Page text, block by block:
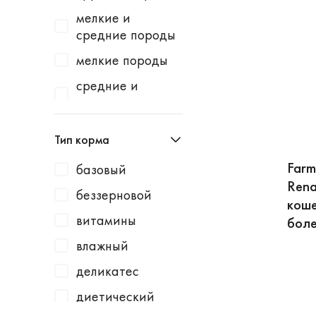
Homefish
Milbemax
Monge
N1
Neoterica
Organic Choice
Orijen
водоросли
говядина
говядина /
картофель
говядина /
клюква
курица
говядина /
малина
говядина /
мелкие и
средние породы
мелкие породы
средние и
Тип корма
базовый
беззерновой
витамины
влажный
деликатес
диетический